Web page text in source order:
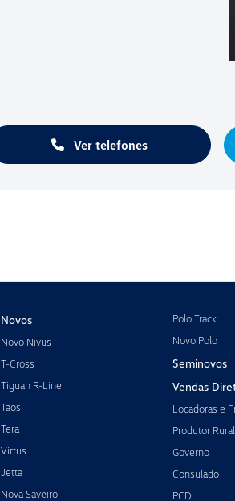
Ver telefones
Novos
Novo Nivus
T-Cross
Tiguan R-Line
Taos
Tera
Virtus
Jetta
Nova Saveiro
Polo Track
Novo Polo
Seminovos
Vendas
Locadoras e
Produtor Rural
Governo
Consulado
PCD